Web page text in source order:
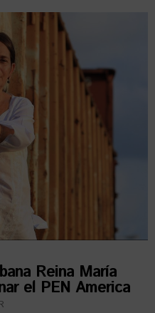
Reina María
el PEN America